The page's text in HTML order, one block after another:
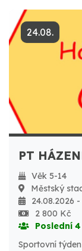
24.08.
PT
Věk 5-14
Městský
24.08.2026
2 800 Kč
Poslední
Sportovní